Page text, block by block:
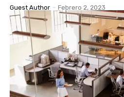
Guest Author - Febrero 2, 2023